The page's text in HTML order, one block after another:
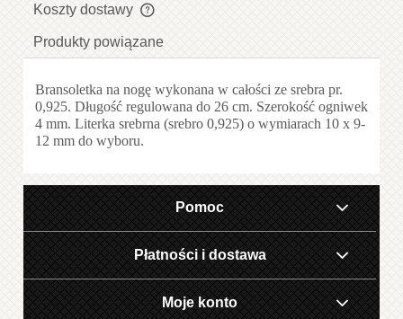
Koszty dostawy
Cena nie zawiera ewentualnych kosztów płatności
Produkty powiązane
Bransoletka na nogę wykonana w całości ze srebra pr.
0,925. Długość regulowana do 26 cm. Szerokość ogniwek
4 mm. Literka srebrna (srebro 0,925) o wymiarach 10 x 9-
12 mm do wyboru.
Pomoc
Płatności i dostawa
Moje konto